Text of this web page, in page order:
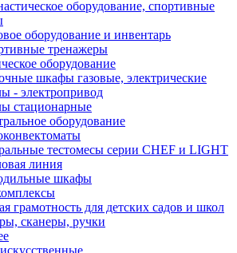
оборудование, спортивные
оборудование и инвентарь
тренажеры
оборудование
шкафы газовые, электрические
- электропривод
стационарные
оборудование
тестомесы серии CHEF и LIGHT
линия
шкафы
грамотность для детских садов и школ
сканеры, ручки